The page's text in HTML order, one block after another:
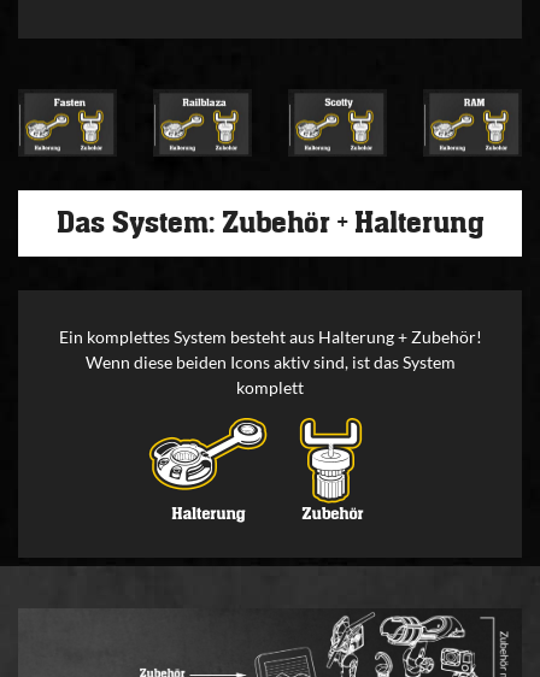
Das System: Zubehör + Halterung
Ein komplettes System besteht aus Halterung + Zubehör!
Wenn diese beiden Icons aktiv sind, ist das System
komplett